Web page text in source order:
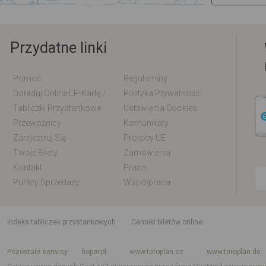
Przydatne linki
Pomoc
Regulaminy
Polityka Prywatności
Tabliczki Przystankowe
Ustawienia Cookies
Przewoźnicy
Komunikaty
Zarejestruj Się
Projekty UE
Twoje Bilety
Zamówienia
Kontakt
Praca
Punkty Sprzedaży
Współpraca
indeks tabliczek przystankowych
Cenniki biletów online
Pozostałe serwisy
hoper.pl www.teroplan.cz
www.teroplan.de